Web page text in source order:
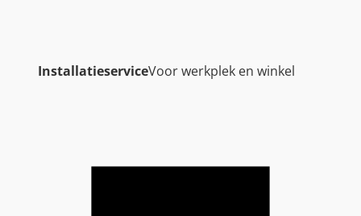
InstallatieserviceVoor werkplek en winkel